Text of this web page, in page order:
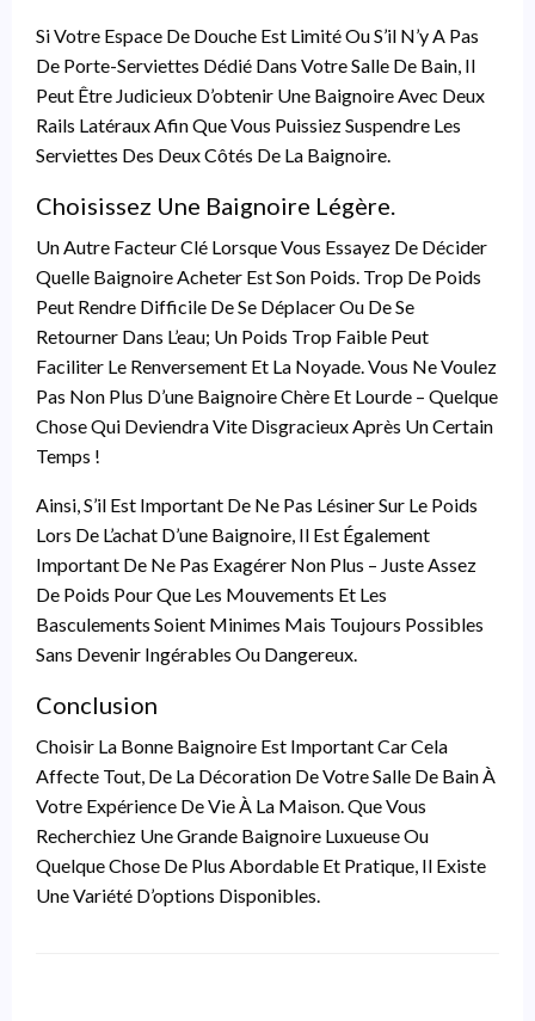
Si Votre Espace De Douche Est Limité Ou S’il N’y A Pas
De Porte-Serviettes Dédié Dans Votre Salle De Bain, Il
Peut Être Judicieux D’obtenir Une Baignoire Avec Deux
Rails Latéraux Afin Que Vous Puissiez Suspendre Les
Serviettes Des Deux Côtés De La Baignoire.
Choisissez Une Baignoire Légère.
Un Autre Facteur Clé Lorsque Vous Essayez De Décider
Quelle Baignoire Acheter Est Son Poids. Trop De Poids
Peut Rendre Difficile De Se Déplacer Ou De Se
Retourner Dans L’eau; Un Poids Trop Faible Peut
Faciliter Le Renversement Et La Noyade. Vous Ne Voulez
Pas Non Plus D’une Baignoire Chère Et Lourde – Quelque
Chose Qui Deviendra Vite Disgracieux Après Un Certain
Temps !
Ainsi, S’il Est Important De Ne Pas Lésiner Sur Le Poids
Lors De L’achat D’une Baignoire, Il Est Également
Important De Ne Pas Exagérer Non Plus – Juste Assez
De Poids Pour Que Les Mouvements Et Les
Basculements Soient Minimes Mais Toujours Possibles
Sans Devenir Ingérables Ou Dangereux.
Conclusion
Choisir La Bonne Baignoire Est Important Car Cela
Affecte Tout, De La Décoration De Votre Salle De Bain À
Votre Expérience De Vie À La Maison. Que Vous
Recherchiez Une Grande Baignoire Luxueuse Ou
Quelque Chose De Plus Abordable Et Pratique, Il Existe
Une Variété D’options Disponibles.